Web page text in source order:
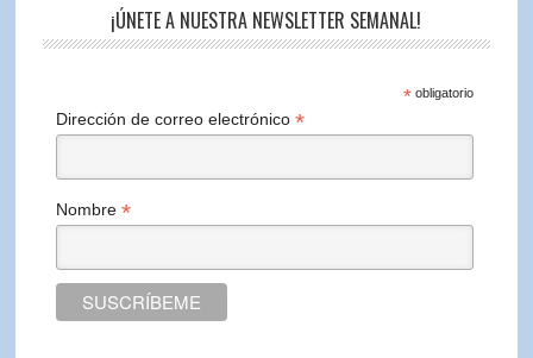
¡ÚNETE A NUESTRA NEWSLETTER SEMANAL!
*obligatorio
Dirección de correo electrónico*
Nombre*